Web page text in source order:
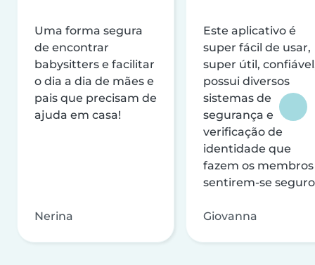
Uma forma segura
de encontrar
babysitters e facilitar
o dia a dia de mães e
pais que precisam de
ajuda em casa!
Nerina
Este aplicativo é
super fácil de usar,
super útil,
possui diversos
sistemas de
segurança e
verificação de
identidade que
fazem os membros
sentirem-se
Giovanna